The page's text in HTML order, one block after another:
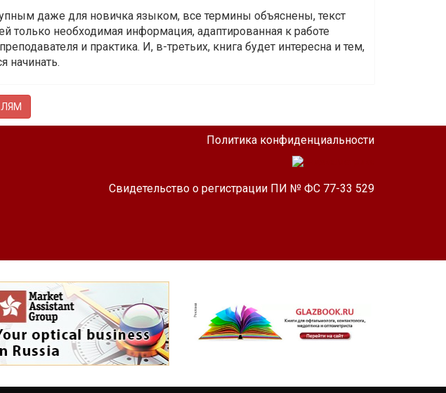
даже для новичка языком, все термины объяснены, текст
только необходимая информация, адаптированная к работе
и практика. И, в-третьих, книга будет интересна и тем,
начинать.
Политика конфиденциальности
Свидетельство о регистрации ПИ № ФС 77-33 529